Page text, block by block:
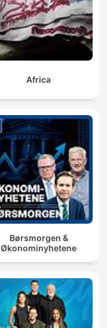
Africa
Børsmorgen &
Økonominyhetene